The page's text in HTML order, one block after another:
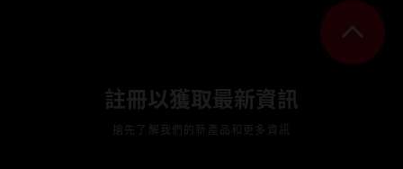
註冊以獲取最新資訊
搶先了解我們的新產品和更多資訊